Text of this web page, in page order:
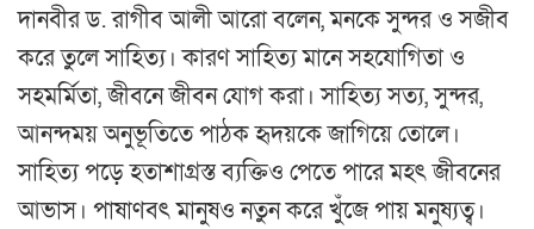
দানবীর ড. রাগীব আলী আরো বলেন, মনকে সুন্দর ও সজীব
করে তুলে সাহিত্য। কারণ সাহিত্য মানে সহযোগিতা ও
সহমর্মিতা, জীবনে জীবন যোগ করা। সাহিত্য সত্য, সুন্দর,
আনন্দময় অনুভূতিতে পাঠক হৃদয়কে জাগিয়ে তোলে।
সাহিত্য পড়ে হতাশাগ্রস্ত ব্যক্তিও পেতে পারে মহৎ জীবনের
আভাস। পাষাণবৎ মানুষও নতুন করে খুঁজে পায় মনুষ্যত্ব।